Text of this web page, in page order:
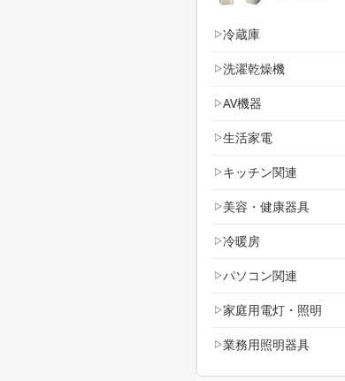
冷蔵庫
洗濯乾燥機
AV機器
生活家電
キッチン関連
美容・健康器具
冷暖房
パソコン関連
家庭用電灯・照明
業務用照明器具